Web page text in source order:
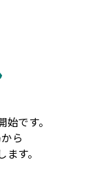
です。
ら
す。